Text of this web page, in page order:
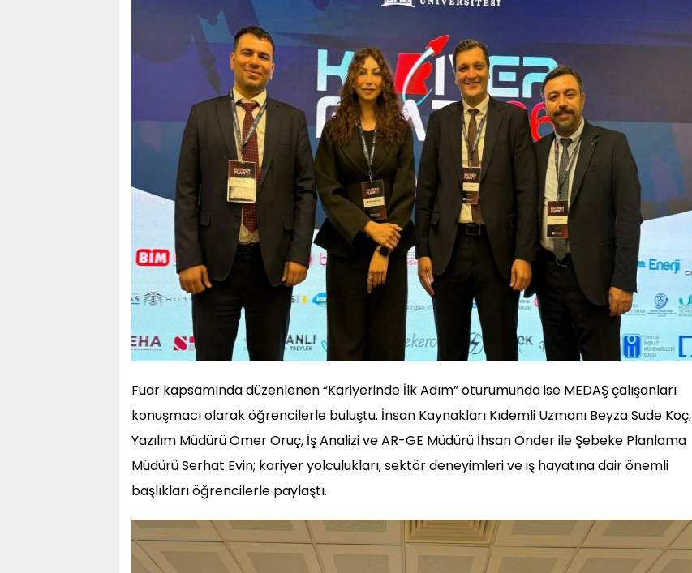
Fuar kapsamında düzenlenen “Kariyerinde İlk Adım” oturumunda ise MEDAŞ çalışanları
konuşmacı olarak öğrencilerle buluştu. İnsan Kaynakları Kıdemli Uzmanı Beyza Sude Koç,
Yazılım Müdürü Ömer Oruç, İş Analizi ve AR-GE Müdürü İhsan Önder ile Şebeke Planlama
Müdürü Serhat Evin; kariyer yolculukları, sektör deneyimleri ve iş hayatına dair önemli
başlıkları öğrencilerle paylaştı.